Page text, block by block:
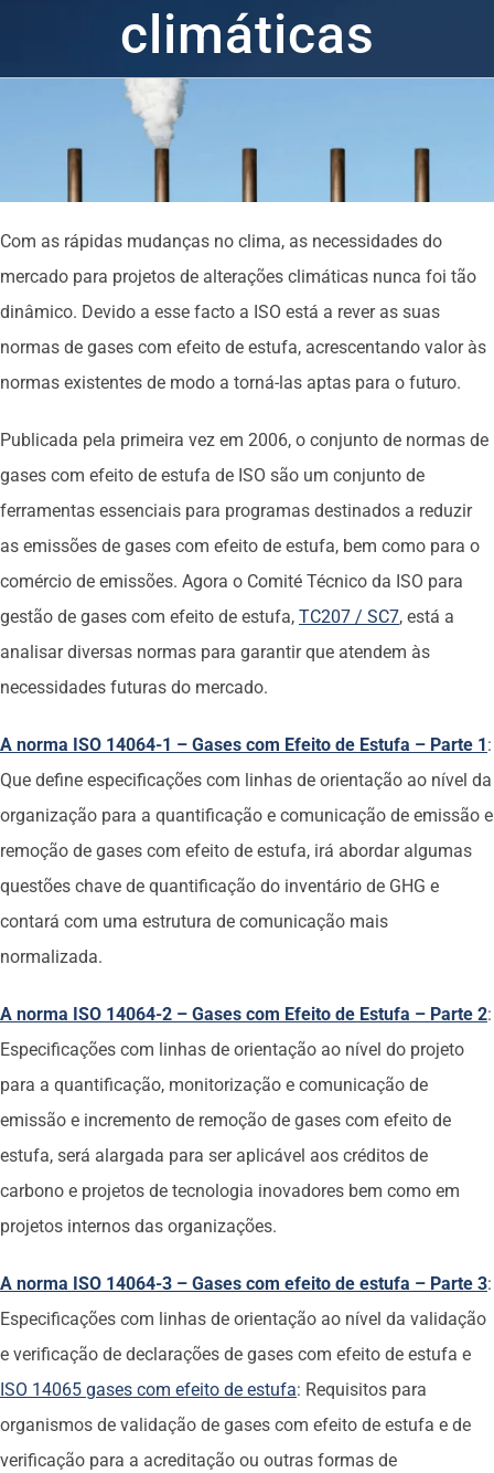
climáticas
Com as rápidas mudanças no clima, as necessidades do
mercado para projetos de alterações climáticas nunca foi tão
dinâmico. Devido a esse facto a ISO está a rever as suas
normas de gases com efeito de estufa, acrescentando valor às
normas existentes de modo a torná-las aptas para o futuro.
Publicada pela primeira vez em 2006, o conjunto de normas de
gases com efeito de estufa de ISO são um conjunto de
ferramentas essenciais para programas destinados a reduzir
as emissões de gases com efeito de estufa, bem como para o
comércio de emissões. Agora o Comité Técnico da ISO para
gestão de gases com efeito de estufa, TC207 / SC7, está a
analisar diversas normas para garantir que atendem às
necessidades futuras do mercado.
A norma ISO 14064-1 – Gases com Efeito de Estufa – Parte 1:
Que define especificações com linhas de orientação ao nível da
organização para a quantificação e comunicação de emissão e
remoção de gases com efeito de estufa, irá abordar algumas
questões chave de quantificação do inventário de GHG e
contará com uma estrutura de comunicação mais
normalizada.
A norma ISO 14064-2 – Gases com Efeito de Estufa – Parte 2:
Especificações com linhas de orientação ao nível do projeto
para a quantificação, monitorização e comunicação de
emissão e incremento de remoção de gases com efeito de
estufa, será alargada para ser aplicável aos créditos de
carbono e projetos de tecnologia inovadores bem como em
projetos internos das organizações.
A norma ISO 14064-3 – Gases com efeito de estufa – Parte 3:
Especificações com linhas de orientação ao nível da validação
e verificação de declarações de gases com efeito de estufa e
ISO 14065 gases com efeito de estufa: Requisitos para
organismos de validação de gases com efeito de estufa e de
verificação para a acreditação ou outras formas de